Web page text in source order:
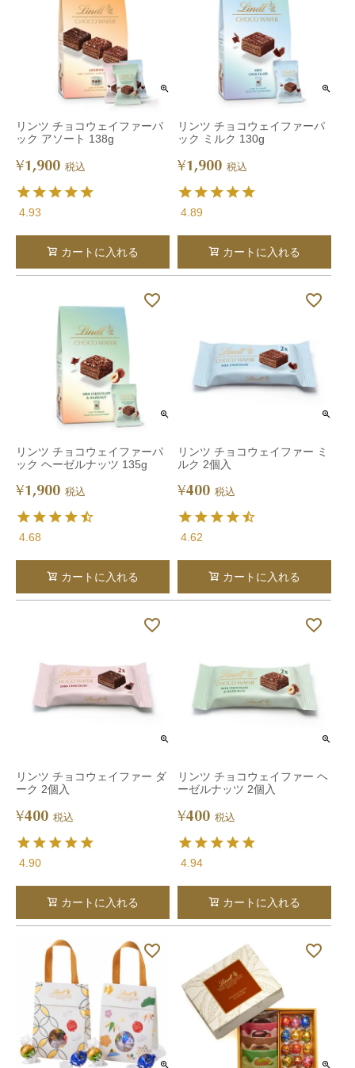
リンツ チョコウェイファーパ
ック アソート 138g
¥1,900 税込
4.93
カートに入れる
リンツ チョコウェイファーパ
ック ミルク 130g
¥1,900 税込
4.89
カートに入れる
リンツ チョコウェイファーパ
ック ヘーゼルナッツ 135g
¥1,900 税込
4.68
カートに入れる
リンツ チョコウェイファー ミ
ルク 2個入
¥400 税込
4.62
カートに入れる
リンツ チョコウェイファー ダ
ーク 2個入
¥400 税込
4.90
カートに入れる
リンツ チョコウェイファー ヘ
ーゼルナッツ 2個入
¥400 税込
4.94
カートに入れる